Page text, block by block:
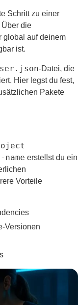
Schritt zu einer
die
global auf deinem
ist.
-Datei, die
Hier legst du fest,
Pakete
erstellst du ein
Vorteile
Versionen